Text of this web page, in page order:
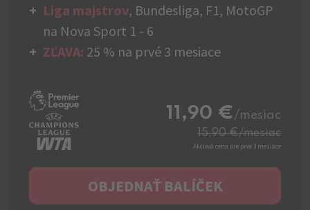
Liga majstrov, Bundesliga, F1, MotoGP
na Nova Sport 1 - 6
ZĽAVA: 25 % na prvé 3 mesiace
11,90 €/mesiac
15,90 €/mesiac
Akciová cena pre prvé 3 mesiace
OBJEDNAŤ BALÍČEK